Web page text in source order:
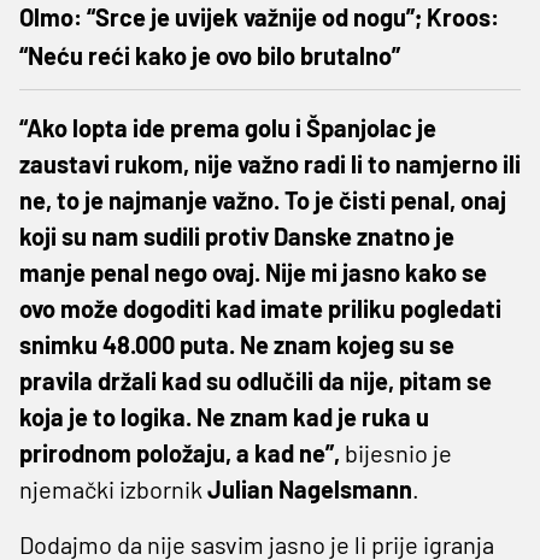
Olmo: “Srce je uvijek važnije od nogu”; Kroos:
“Neću reći kako je ovo bilo brutalno”
“Ako lopta ide prema golu i Španjolac je
zaustavi rukom, nije važno radi li to namjerno ili
ne, to je najmanje važno. To je čisti penal, onaj
koji su nam sudili protiv Danske znatno je
manje penal nego ovaj. Nije mi jasno kako se
ovo može dogoditi kad imate priliku pogledati
snimku 48.000 puta. Ne znam kojeg su se
pravila držali kad su odlučili da nije, pitam se
koja je to logika. Ne znam kad je ruka u
prirodnom položaju, a kad ne”, bijesnio je
njemački izbornik Julian Nagelsmann
Dodajmo da nije sasvim jasno je li prije igranja